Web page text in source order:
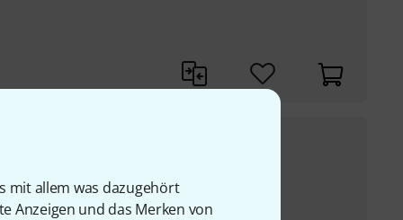
mit allem was dazugehört
Anzeigen und das Merken von